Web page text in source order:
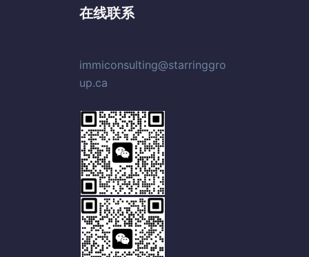
在线联系
immiconsulting@starringgro
up.ca